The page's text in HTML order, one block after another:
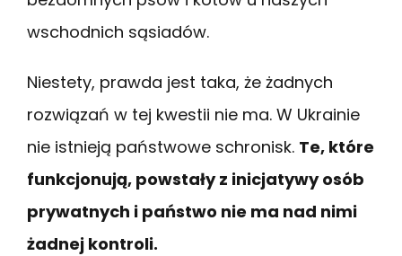
wschodnich sąsiadów.
Niestety, prawda jest taka, że żadnych
rozwiązań w tej kwestii nie ma. W Ukrainie
nie istnieją państwowe schronisk. Te, które
funkcjonują, powstały z inicjatywy osób
prywatnych i państwo nie ma nad nimi
żadnej kontroli.